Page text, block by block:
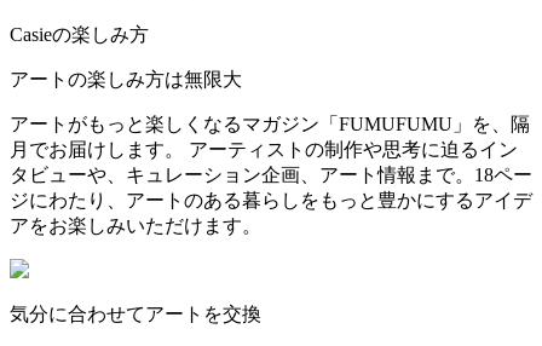
Casieの楽しみ方
アートの楽しみ方は無限大
アートがもっと楽しくなるマガジン「FUMUFUMU」を、隔
月でお届けします。 アーティストの制作や思考に迫るイン
タビューや、キュレーション企画、アート情報まで。18ペー
ジにわたり、アートのある暮らしをもっと豊かにするアイデ
アをお楽しみいただけます。
気分に合わせてアートを交換